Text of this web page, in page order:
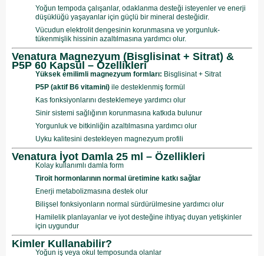
Yoğun tempoda çalışanlar, odaklanma desteği isteyenler ve enerji
düşüklüğü yaşayanlar için güçlü bir mineral desteğidir.
Vücudun elektrolit dengesinin korunmasına ve yorgunluk-
tükenmişlik hissinin azaltılmasına yardımcı olur.
Venatura Magnezyum (Bisglisinat + Sitrat) &
P5P 60 Kapsül – Özellikleri
Yüksek emilimli magnezyum formları: Bisglisinat + Sitrat
P5P (aktif B6 vitamini) ile desteklenmiş formül
Kas fonksiyonlarını desteklemeye yardımcı olur
Sinir sistemi sağlığının korunmasına katkıda bulunur
Yorgunluk ve bitkinliğin azaltılmasına yardımcı olur
Uyku kalitesini destekleyen magnezyum profili
Venatura İyot Damla 25 ml – Özellikleri
Kolay kullanımlı damla form
Tiroit hormonlarının normal üretimine katkı sağlar
Enerji metabolizmasına destek olur
Bilişsel fonksiyonların normal sürdürülmesine yardımcı olur
Hamilelik planlayanlar ve iyot desteğine ihtiyaç duyan yetişkinler
için uygundur
Kimler Kullanabilir?
Yoğun iş veya okul temposunda olanlar